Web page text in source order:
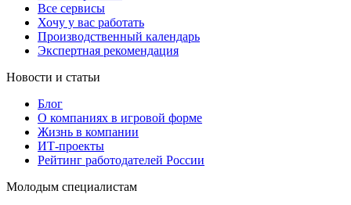
Все сервисы
Хочу у вас работать
Производственный календарь
Экспертная рекомендация
Новости и статьи
Блог
О компаниях в игровой форме
Жизнь в компании
ИТ-проекты
Рейтинг работодателей России
Молодым специалистам